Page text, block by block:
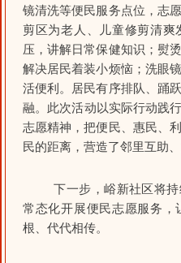
镜清洗等便民服务点位，志
剪区为老人、儿童修剪清爽
压，讲解日常保健知识；熨
解决居民着装小烦恼；洗眼
活便利。居民有序排队、踊
融。此次活动以实际行动践
志愿精神，把便民、惠民、
民的距离，营造了邻里互助
下一步，峪新社区将持
常态化开展便民志愿服务，
根、代代相传。